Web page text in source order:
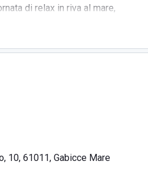
di relax in riva al mare,
unaspiaggiadi sabbia fine e
l'ingresso è accessibile
10, 61011, Gabicce Mare